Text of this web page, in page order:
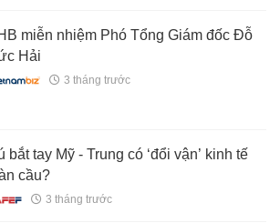
miễn nhiệm Phó Tổng Giám đốc Đỗ
Hải
3 tháng trước
bắt tay Mỹ - Trung có ‘đổi vận’ kinh tế
cầu?
3 tháng trước